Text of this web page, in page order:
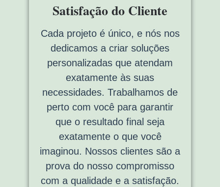
Satisfação do Cliente
Cada projeto é único, e nós nos
dedicamos a criar soluções
personalizadas que atendam
exatamente às suas
necessidades. Trabalhamos de
perto com você para garantir
que o resultado final seja
exatamente o que você
imaginou. Nossos clientes são a
prova do nosso compromisso
com a qualidade e a satisfação.